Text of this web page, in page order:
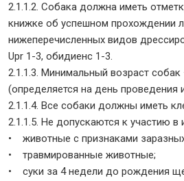
2.1.1.2. Собака должна иметь
книжке об успешном прохождении
нижеперечисленных видов
Upr 1-3, обидиенс 1-3.
2.1.1.3. Минимальный возраст
(определяется на день проведения
2.1.1.4. Все собаки должны иметь
2.1.1.5. Не допускаются к участию в
• животные с признаками
• травмированные животные;
• суки за 4 недели до рождения